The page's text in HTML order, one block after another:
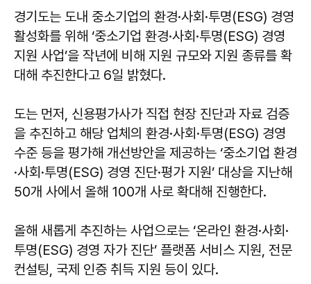
경기도는 도내 중소기업의 환경·사회·투명(ESG) 경영
활성화를 위해 ‘중소기업 환경·사회·투명(ESG) 경영
지원 사업’을 작년에 비해 지원 규모와 지원 종류를 확
대해 추진한다고 6일 밝혔다.
도는 먼저, 신용평가사가 직접 현장 진단과 자료 검증
을 추진하고 해당 업체의 환경·사회·투명(ESG) 경영
수준 등을 평가해 개선방안을 제공하는 ‘중소기업 환경
·사회·투명(ESG) 경영 진단·평가 지원’ 대상을 지난해
50개 사에서 올해 100개 사로 확대해 진행한다.
올해 새롭게 추진하는 사업으로는 ‘온라인 환경·사회·
투명(ESG) 경영 자가 진단’ 플랫폼 서비스 지원, 전문
컨설팅, 국제 인증 취득 지원 등이 있다.